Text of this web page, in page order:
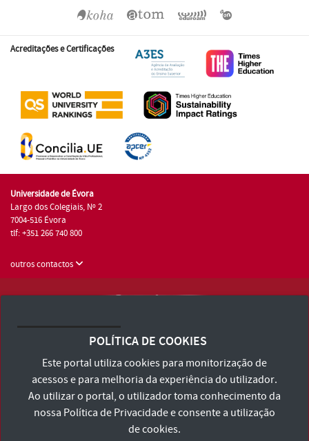
Acreditações e Certificações
Universidade de Évora
Largo dos Colegiais, Nº 2
7004-516 Évora
tlf: +351 266 740 800
outros contactos
Consulte os Termos e Condições e Política de Privacidade
Declaração de Acessibilidade
POLÍTICA DE COOKIES
Este portal utiliza cookies para monitorização de
acessos e para melhoria da experiência do utilizador.
Ao utilizar o portal, o utilizador toma conhecimento da
nossa Política de Privacidadee consente a utilização
de cookies.